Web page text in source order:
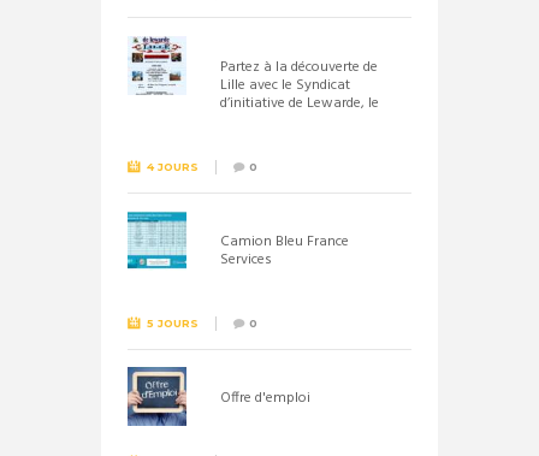
Partez à la découverte de
Lille avec le Syndicat
d’initiative de Lewarde, le
4 JOURS 0
Camion Bleu France
Services
5 JOURS 0
Offre d'emploi